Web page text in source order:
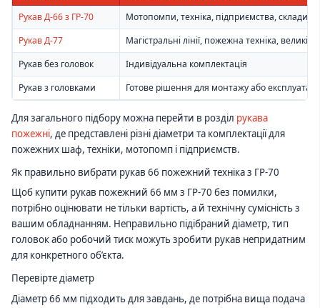
Рукав Д-66 з ГР-70
Мотопомпи, техніка, підприємства, склади
Рукав Д-77
Магістральні лінії, пожежна техніка, великі
Рукав без головок
Індивідуальна комплектація
Рукав з головками
Готове рішення для монтажу або експлуатації
Для загального підбору можна перейти в розділ рукава
пожежні, де представлені різні діаметри та комплектації для
пожежних шаф, техніки, мотопомп і підприємств.
Як правильно вибрати рукав 66 пожежний техніка з ГР-70
Щоб купити рукав пожежний 66 мм з ГР-70 без помилки,
потрібно оцінювати не тільки вартість, а й технічну сумісність з
вашим обладнанням. Неправильно підібраний діаметр, тип
головок або робочий тиск можуть зробити рукав непридатним
для конкретного об’єкта.
Перевірте діаметр
Діаметр 66 мм підходить для завдань, де потрібна вища подача